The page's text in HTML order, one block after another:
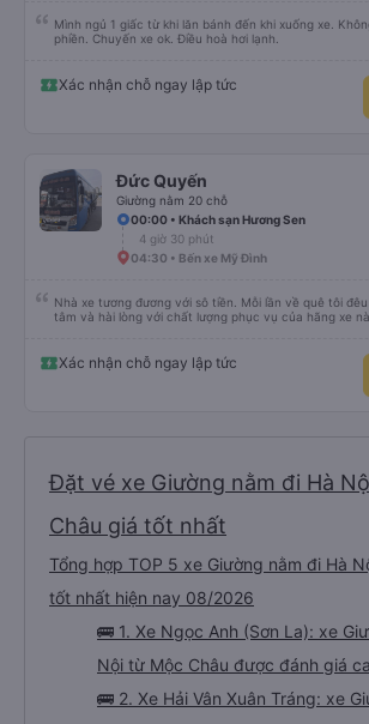
Mình ngủ 1 giấc từ khi lăn bánh đến khi xuống xe.
phiền. Chuyến xe ok. Điều hoà hơi lạnh.
Xác nhận chỗ ngay lập tức
Đức Quyến
Giường nằm 20 chỗ
00:00 • Khách sạn Hương Sen
4 giờ 30 phút
04:30 • Bến xe Mỹ Đình
Nhà xe tương đương với sô tiền. Mỗi lần về quê tôi
tâm và hài lòng với chất lượng phục vụ của hãng xe
Xác nhận chỗ ngay lập tức
Đặt vé xe Giường nằm đi Hà
Châu giá tốt nhất
Tổng hợp TOP 5 xe Giường nằm đi Hà
tốt nhất hiện nay 08/2026
🚌 1. Xe Ngọc Anh (Sơn La): xe
Nội từ Mộc Châu được đánh giá
🚌 2. Xe Hải Vân Xuân Tráng: xe